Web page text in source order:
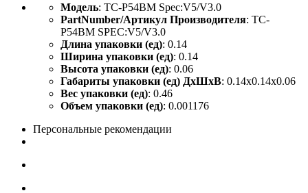
Модель: TC-P54BM Spec:V5/V3.0
PartNumber/Артикул Производителя: TC-
P54BM SPEC:V5/V3.0
Длина упаковки (ед): 0.14
Ширина упаковки (ед): 0.14
Высота упаковки (ед): 0.06
Габариты упаковки (ед) ДхШхВ: 0.14x0.14x0.06
Вес упаковки (ед): 0.46
Объем упаковки (ед): 0.001176
Персональные рекомендации